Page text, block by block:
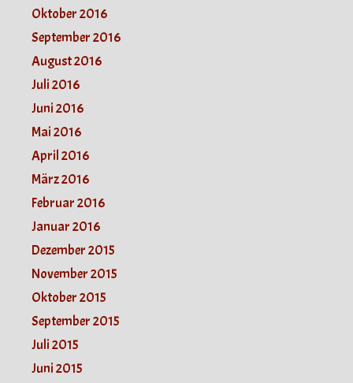
Oktober 2016
September 2016
August 2016
Juli 2016
Juni 2016
Mai 2016
April 2016
März 2016
Februar 2016
Januar 2016
Dezember 2015
November 2015
Oktober 2015
September 2015
Juli 2015
Juni 2015